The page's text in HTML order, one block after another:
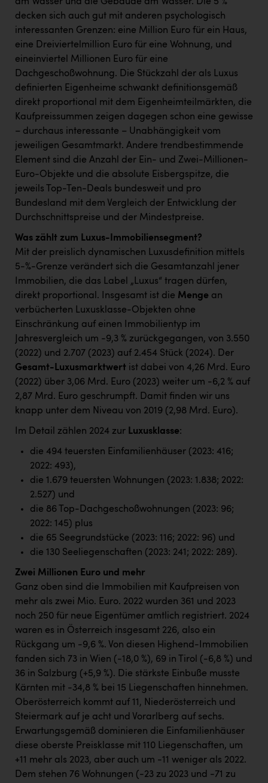
decken sich auch gut mit anderen psychologisch
interessanten Grenzen: eine Million Euro für ein Haus,
eine Dreiviertelmillion Euro für eine Wohnung, und
eineinviertel Millionen Euro für eine
Dachgeschoßwohnung. Die Stückzahl der als Luxus
definierten Eigenheime schwankt definitionsgemäß
direkt proportional mit dem Eigenheimteilmärkten, die
Kaufpreissummen zeigen dagegen schon eine gewisse
– durchaus interessante – Unabhängigkeit vom
jeweiligen Gesamtmarkt. Andere trendbestimmende
Element sind die Anzahl der Ein- und Zwei-Millionen-
Euro-Objekte und die absolute Eisbergspitze, die
jeweils Top-Ten-Deals bundesweit und pro
Bundesland mit dem Vergleich der Entwicklung der
Durchschnittspreise und der Mindestpreise.
Was zählt zum Luxus-Immobiliensegment?
Mit der preislich dynamischen Luxusdefinition mittels
5-%-Grenze verändert sich die Gesamtanzahl jener
Immobilien, die das Label „Luxus“ tragen dürfen,
direkt proportional. Insgesamt ist die Menge an
verbücherten Luxusklasse-Objekten ohne
Einschränkung auf einen Immobilientyp im
Jahresvergleich um -9,3 % zurückgegangen, von 3.550
(2022) und 2.707 (2023) auf 2.454 Stück (2024). Der
Gesamt-Luxusmarktwert ist dabei von 4,26 Mrd. Euro
(2022) über 3,06 Mrd. Euro (2023) weiter um -6,2 % auf
2,87 Mrd. Euro geschrumpft. Damit finden wir uns
knapp unter dem Niveau von 2019 (2,98 Mrd. Euro).
Im Detail zählen 2024 zur Luxusklasse:
die 494 teuersten Einfamilienhäuser (2023: 416;
2022: 493),
die 1.679 teuersten Wohnungen (2023: 1.838; 2022:
2.527) und
die 86 Top-Dachgeschoßwohnungen (2023: 96;
2022: 145) plus
die 65 Seegrundstücke (2023: 116; 2022: 96) und
die 130 Seeliegenschaften (2023: 241; 2022: 289).
Zwei Millionen Euro und mehr
Ganz oben sind die Immobilien mit Kaufpreisen von
mehr als zwei Mio. Euro. 2022 wurden 361 und 2023
noch 250 für neue Eigentümer amtlich registriert. 2024
waren es in Österreich insgesamt 226, also ein
Rückgang um -9,6 %. Von diesen Highend-Immobilien
fanden sich 73 in Wien (-18,0 %), 69 in Tirol (-6,8 %) und
36 in Salzburg (+5,9 %). Die stärkste Einbuße musste
Kärnten mit -34,8 % bei 15 Liegenschaften hinnehmen.
Oberösterreich kommt auf 11, Niederösterreich und
Steiermark auf je acht und Vorarlberg auf sechs.
Erwartungsgemäß dominieren die Einfamilienhäuser
diese oberste Preisklasse mit 110 Liegenschaften, um
+11 mehr als 2023, aber auch um -11 weniger als 2022.
Dem stehen 76 Wohnungen (-23 zu 2023 und -71 zu